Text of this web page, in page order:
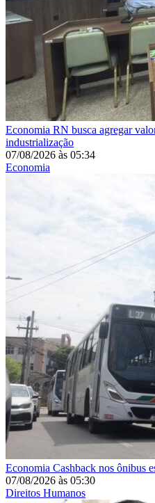
Economia RN busca agregar
industrialização
07/08/2026 às 05:34
Economia
Economia Cashback nos ônibus
07/08/2026 às 05:30
Direitos Humanos